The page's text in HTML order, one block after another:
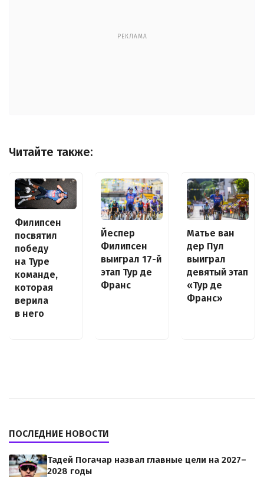
РЕКЛАМА
Читайте также:
Филипсен
посвятил
победу
на Туре
команде,
которая
верила
в него
Йеспер
Филипсен
выиграл 17-й
этап Тур де
Франс
Матье ван
дер Пул
выиграл
девятый этап
«Тур де
Франс»
ПОСЛЕДНИЕ НОВОСТИ
Тадей Погачар назвал главные цели на 2027–
2028 годы